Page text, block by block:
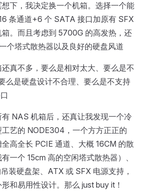
下，我决定换一个机箱。选择一个能
条通道+6 个 SATA 接口加原有 SFX
。而且考虑到 5700G 的高发热，还
个塔式散热器以及良好的硬盘风道
真不多，要么是相对太大、要么是不
么是硬盘设计不合理、要么是不支持
NAS 机箱后，还真让我发现一个冷
艺的 NODE304，一个方方正正的
高全长 PCIE 通道、大概 16CM 的散
一个 15cm 高的空闲塔式散热器）、
装硬盘架、ATX 或 SFX 电源支持，
和易用性设计。那么 just buy it！